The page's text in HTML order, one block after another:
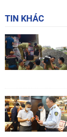
TIN KHÁC